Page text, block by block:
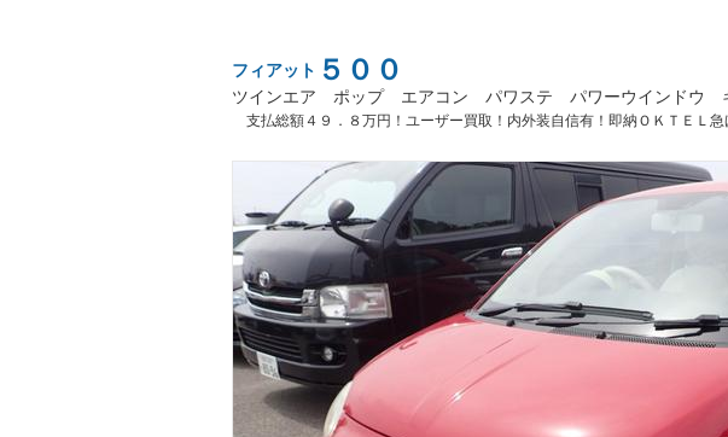
フィアット ５００
ツインエア ポップ エアコン パワステ パワーウインドウ
支払総額４９．８万円！ユーザー買取！内外装自信有！即納ＯＫＴＥＬ急